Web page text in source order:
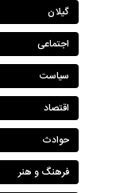
گیلان
اجتماعی
سیاست
اقتصاد
حوادث
فرهنگ و هنر